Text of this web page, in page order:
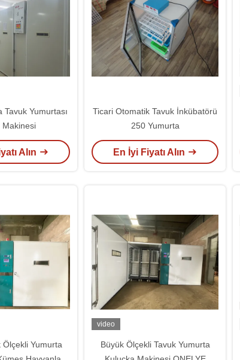
Tavuk Yumurtası
Makinesi
Alın
Ticari Otomatik Tavuk İnkübatörü
250 Yumurta
En İyi Fiyatı Alın
Ölçekli Yumurta
video
Büyük Ölçekli Tavuk Yumurta